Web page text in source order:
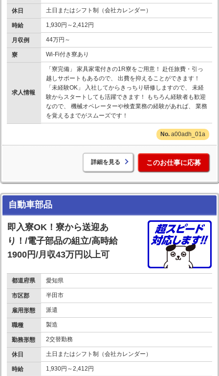
休日 土日またはシフト制（会社カレンダー）
時給 1,930円～2,412円
月収例 44万円～
寮 Wi-Fi付き寮あり
求人情報
「寮完備」 家具家電付きの1R寮をご用意！ 赴任旅費・引っ
越しサポートもあるので、 出費を抑えることができます！
「未経験OK」 入社してからきっちり研修しますので、 未経
験からスタートしても活躍できます！ もちろん経験者も歓迎
なので、 機械オペレーターや検査業務の経験があれば、 業務
を覚えるまでがスムーズです！
a00adh_01a
詳細を見る このお仕事に応募
自動車部品
即入寮OK！寮から送迎あ
り！/電子部品の組立/高時給
1900円/月収43万円以上可
都道府県 愛知県
市区郡 半田市
雇用形態 派遣
職種 製造
勤務形態 2交替勤務
休日 土日またはシフト制（会社カレンダー）
時給 1,930円～2,412円